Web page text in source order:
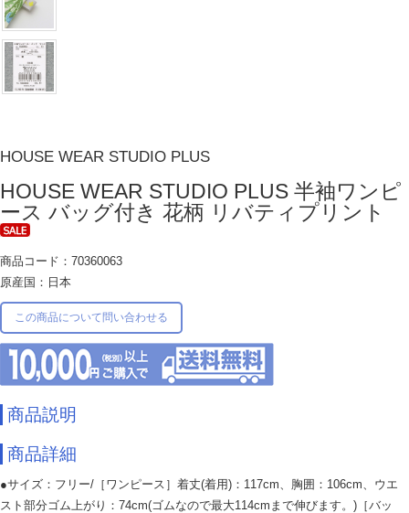
HOUSE WEAR STUDIO PLUS
HOUSE WEAR STUDIO PLUS 半袖ワンピ
ース バッグ付き 花柄 リバティプリント
商品コード：70360063
原産国：日本
この商品について問い合わせる
商品説明
商品詳細
●サイズ：フリー/［ワンピース］着丈(着用)：117cm、胸囲：106cm、ウエ
スト部分ゴム上がり：74cm(ゴムなので最大114cmまで伸びます。)［バッ